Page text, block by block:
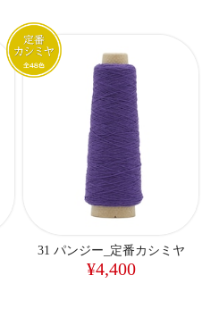
31 パンジー_定番カシミヤ
¥4,400